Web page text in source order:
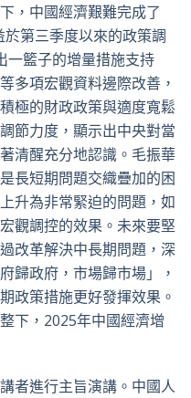
，中國經濟艱難完成了
第三季度以來的政策調
一籃子的增量措施支持
多項宏觀資料邊際改善，
極的財政政策與適度寬鬆
節力度，顯示出中央對當
清醒充分地認識。毛振華
長短期問題交織疊加的困
升為非常緊迫的問題，如
觀調控的效果。未來要堅
改革解決中長期問題，深
歸政府，市場歸市場」，
政策措施更好發揮效果。
下，2025年中國經濟增
者進行主旨演講。中國人